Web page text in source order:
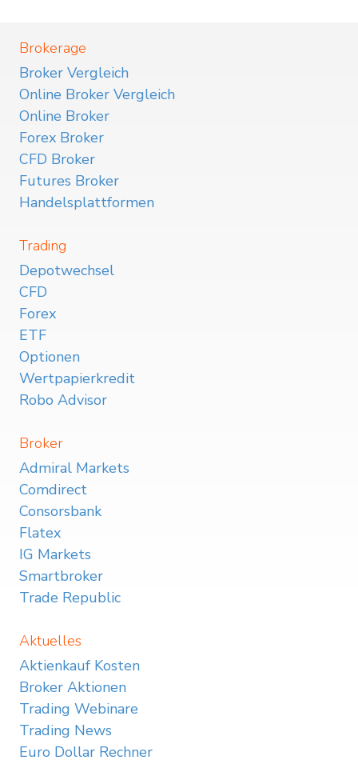
Brokerage
Broker Vergleich
Online Broker Vergleich
Online Broker
Forex Broker
CFD Broker
Futures Broker
Handelsplattformen
Trading
Depotwechsel
CFD
Forex
ETF
Optionen
Wertpapierkredit
Robo Advisor
Broker
Admiral Markets
Comdirect
Consorsbank
Flatex
IG Markets
Smartbroker
Trade Republic
Aktuelles
Aktienkauf Kosten
Broker Aktionen
Trading Webinare
Trading News
Euro Dollar Rechner